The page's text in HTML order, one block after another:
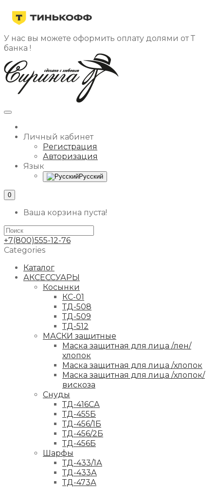
У нас вы можете оформить оплату долями от Т
банка !
Личный кабинет
Регистрация
Авторизация
Язык
Русский
0
Ваша корзина пуста!
+7(800)555-12-76
Categories
Каталог
АКСЕССУАРЫ
Косынки
КС-01
ТД-508
ТД-509
ТД-512
МАСКИ защитные
Маска защитная для лица /лен/
хлопок
Маска защитная для лица /хлопок
Маска защитная для лица /хлопок/
вискоза
Снуды
ТД-416СА
ТД-455Б
ТД-456/1Б
ТД-456/2Б
ТД-456Б
Шарфы
ТД-433/1А
ТД-433А
ТД-473А